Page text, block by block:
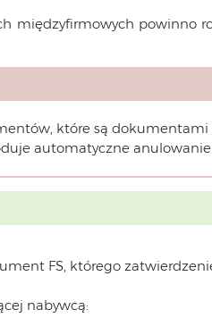
międzyfirmowych powinno
które są dokumentami
automatyczne
FS, którego
nabywcą: